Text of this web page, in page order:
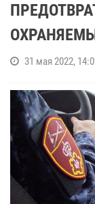
31 мая 2022,